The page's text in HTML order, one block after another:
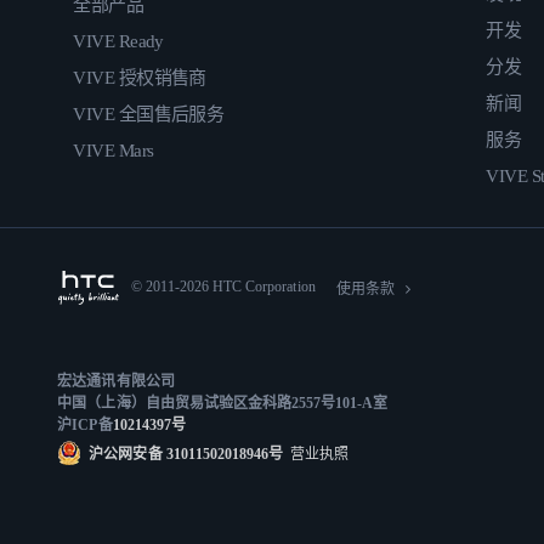
全部产品
VIVE Ready
VIVE 授权销售商
VIVE 全国售后服务
VIVE Mars
开发
分发
新闻
服务
VIVE
© 2011-2026 HTC Corporation 使用条款
宏达通讯有限公司
中国（上海）自由贸易试验区金科路2557号101-A室
沪ICP备10214397号
沪公网安备 31011502018946号 营业执照